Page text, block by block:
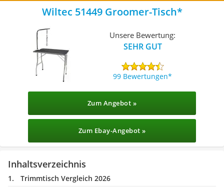
Wiltec 51449 Groomer-Tisch
Unsere Bewertung:
SEHR GUT
99 Bewertungen
Zum Angebot »
Zum Ebay-Angebot »
Inhaltsverzeichnis
Trimmtisch Vergleich 2026